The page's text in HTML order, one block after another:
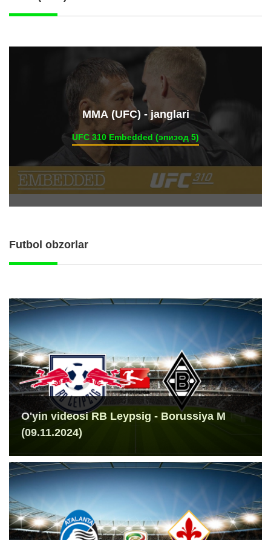
ММА (UFC) - janglari
UFC 310 Embedded (эпизод 5)
Futbol obzorlar
O'yin videosi RB Leypsig - Borussiya M
(09.11.2024)